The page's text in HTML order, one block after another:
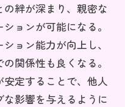
の絆が深まり、親密な
ョンが可能になる。
ョン能力が向上し、
関係性も良くなる。
安定することで、他人
な影響を与えるように